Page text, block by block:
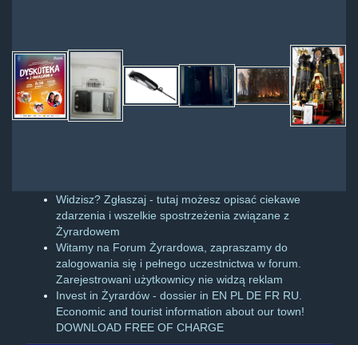
Widzisz? Zgłaszaj - tutaj możesz opisać ciekawe
zdarzenia i wszelkie spostrzeżenia związane z
Żyrardowem
Witamy na Forum Żyrardowa, zapraszamy do
zalogowania się i pełnego uczestnictwa w forum.
Zarejestrowani użytkownicy nie widzą reklam
Invest in Żyrardów - dossier in EN PL DE FR RU.
Economic and tourist information about our town!
DOWNLOAD FREE OF CHARGE